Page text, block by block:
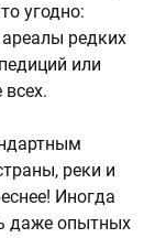
угодно:
редких
или
реки и
Иногда
даже опытных